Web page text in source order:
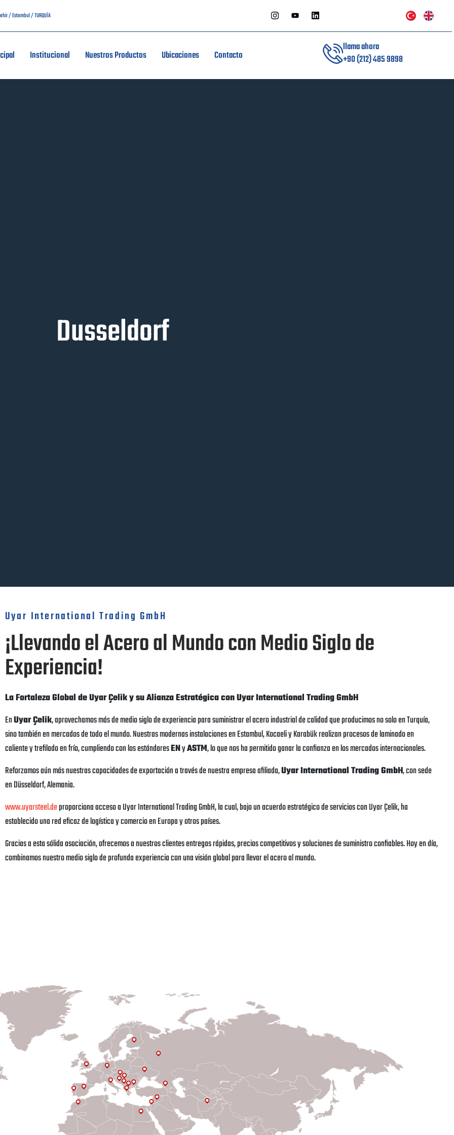
/ Estambul / TURQUÍA
Institucional Nuestros Productos Ubicaciones Contacto
llama ahora
+90 (212) 485 9898
Dusseldorf
Uyar International Trading GmbH
¡Llevando el Acero al Mundo con Medio Siglo de
Experiencia!
La Fortaleza Global de Uyar Çelik y su Alianza Estratégica con Uyar International Trading GmbH
EnUyar Çelik, aprovechamos más de medio siglo de experiencia para suministrar el acero industrial de calidad que producimos no solo en Turquía,
sino también en mercados de todo el mundo. Nuestras modernas instalaciones en Estambul, Kocaeli y Karabük realizan procesos de laminado en
caliente y trefilado en frío, cumpliendo con los estándaresENyASTM, lo que nos ha permitido ganar la confianza en los mercados internacionales.
Reforzamos aún más nuestras capacidades de exportación a través de nuestra empresa afiliada,Uyar International Trading GmbH, con sede
en Düsseldorf, Alemania.
www.uyarsteel.deproporciona acceso a Uyar International Trading GmbH, la cual, bajo un acuerdo estratégico de servicios con Uyar Çelik, ha
establecido una red eficaz de logística y comercio en Europa y otros países.
Gracias a esta sólida asociación, ofrecemos a nuestros clientes entregas rápidas, precios competitivos y soluciones de suministro confiables. Hoy en día,
combinamos nuestro medio siglo de profunda experiencia con una visión global para llevar el acero al mundo.